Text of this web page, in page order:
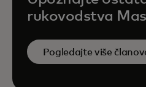
rukovodstva
Pogledajte više